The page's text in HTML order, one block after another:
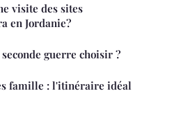
visite des sites
en Jordanie?
guerre choisir ?
famille : l'itinéraire idéal